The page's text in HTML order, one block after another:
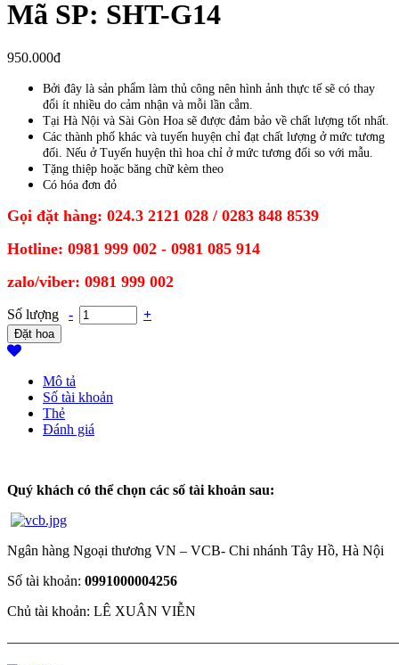
Mã SP: SHT-G14
950.000đ
Bởi đây là sản phẩm làm thủ công nên hình ảnh thực tế sẽ có thay
đổi ít nhiều do cảm nhận và mỗi lần cắm.
Tại Hà Nội và Sài Gòn Hoa sẽ được đảm bảo về chất lượng tốt nhất.
Các thành phố khác và tuyến huyện chỉ đạt chất lượng ở mức tương
đối. Nếu ở Tuyến huyện thì hoa chỉ ở mức tương đối so với mẫu.
Tặng thiệp hoặc băng chữ kèm theo
Có hóa đơn đỏ
Gọi đặt hàng: 024.3 2121 028 / 0283 848 8539
Hotline: 0981 999 002 - 0981 085 914
zalo/viber: 0981 999 002
Số lượng - +
Mô tả
Số tài khoản
Thẻ
Đánh giá
Quý khách có thể chọn các số tài khoản sau:
Ngân hàng Ngoại thương VN – VCB- Chi nhánh Tây Hồ, Hà Nội
Số tài khoản: 0991000004256
Chủ tài khoản: LÊ XUÂN VIỄN